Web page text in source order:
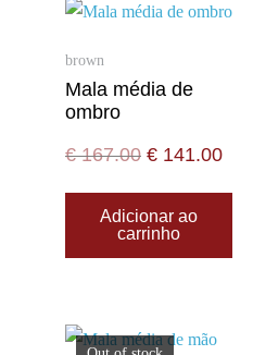
brown
Mala média de
ombro
€167.00 € 141.00
Adicionar ao
carrinho